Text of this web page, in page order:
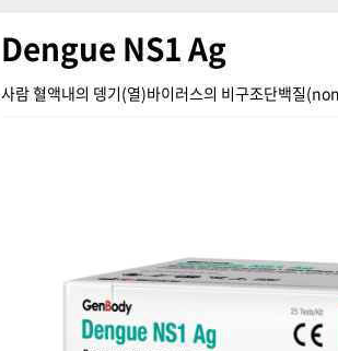
Dengue NS1 Ag
사람 혈액내의 뎅기(열)바이러스의 비구조단백질